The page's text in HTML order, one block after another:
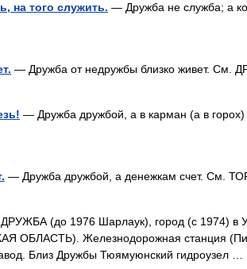
на того служить. — Дружба не служба; а
— Дружба от недружбы близко живет. См.
— Дружба дружбой, а в карман (а в горох)
— Дружба дружбой, а денежкам счет. См.
(до 1976 Шарлаук), город (с 1974) в
ОБЛАСТЬ). Железнодорожная станция
Близ Дружбы Тюямуюнский гидроузел …